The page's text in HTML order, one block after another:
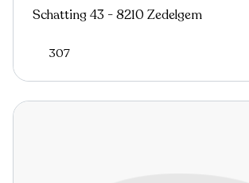
Schatting 43 - 8210 Zedelgem
307